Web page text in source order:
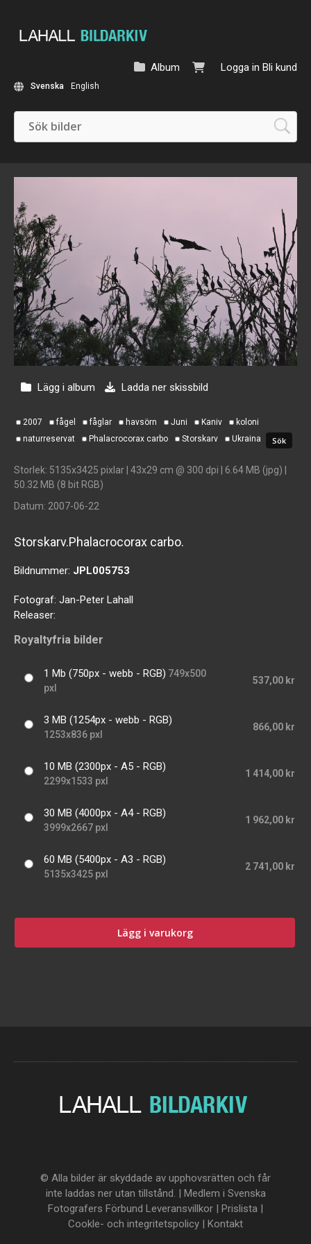
Logga in Bli kund
Album
Svenska English
Lägg i album Ladda ner skissbild
2007 fågel fåglar havsörn Juni Kaniv
koloni
naturreservat
Phalacrocorax carbo Storskarv Ukraina
Storlek: 5135x3425 pixlar | 43x29 cm @ 300 dpi | 6.64 MB (jpg) |
50.32 MB (8 bit RGB)
Datum: 2007-06-22
Storskarv.Phalacrocorax carbo.
Bildnummer: JPL005753
Fotograf: Jan-Peter Lahall
Releaser:
Royaltyfria bilder
1 Mb (750px - webb - RGB) 749x500
pxl
537,00 kr
3 MB (1254px - webb - RGB)
1253x836 pxl
866,00 kr
10 MB (2300px - A5 - RGB)
2299x1533 pxl
1 414,00 kr
30 MB (4000px - A4 - RGB)
3999x2667 pxl
1 962,00 kr
60 MB (5400px - A3 - RGB)
5135x3425 pxl
2 741,00 kr
Lägg i varukorg
© Alla bilder är skyddade av upphovsrätten och får
inte laddas ner utan tillstånd. | Medlem i Svenska
Fotografers Förbund Leveransvillkor | Prislista |
Cookle- och integritetspolicy | Kontakt